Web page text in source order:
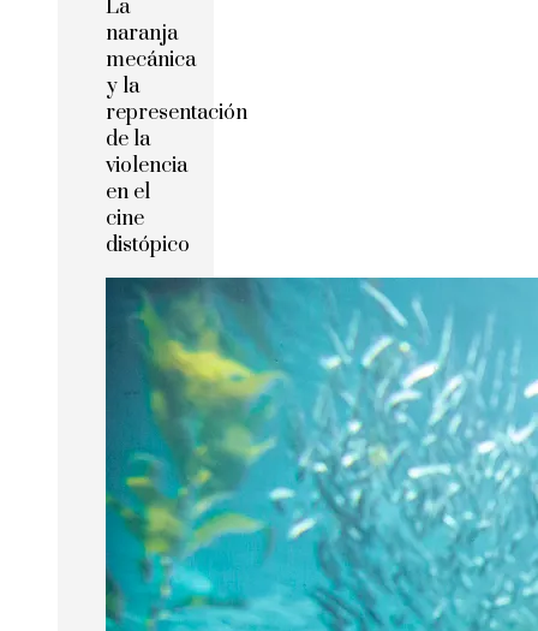
La
naranja
mecánica
y la
representación
de la
violencia
en el
cine
distópico